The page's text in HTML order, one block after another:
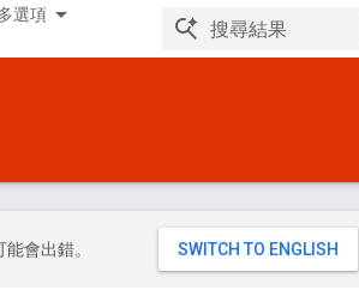
選項
會出錯。